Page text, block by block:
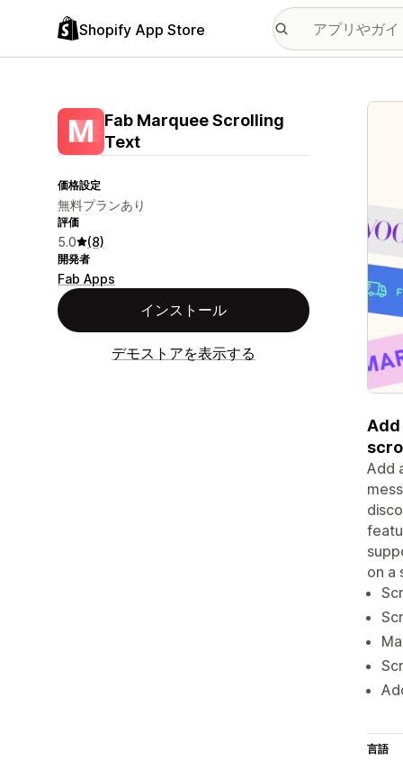
Shopify App Store
Fab Marquee Scrolling
Text
価格設定
無料プランあり
評価
5.0 (8)
開発者
Fab Apps
インストール
デモストアを表示する
特集
Add
Add
on a
言語